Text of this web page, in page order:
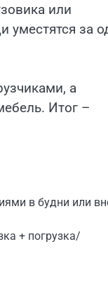
или
уместятся за
а
Итог –
в будни или
+ погрузка/